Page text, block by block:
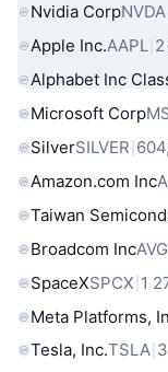
Nvidia CorpNVDA
Apple Inc.AAPL
Alphabet Inc
Microsoft Corp
SilverSILVER
Amazon.com Inc
Taiwan
Broadcom Inc
SpaceXSPCX 1
Meta Platforms,
Tesla, Inc.TSLA